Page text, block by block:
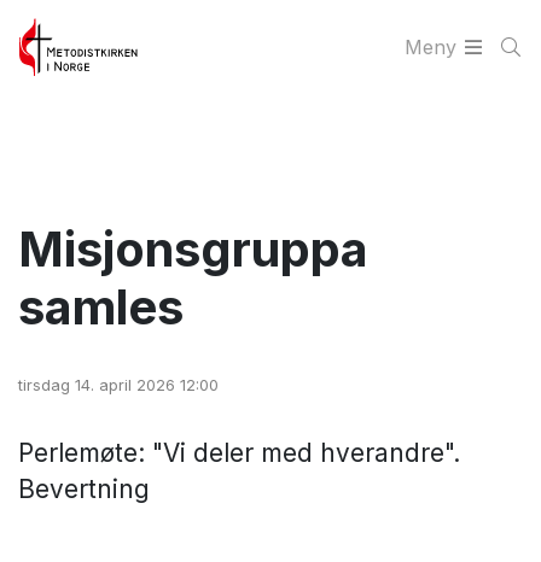
Meny
Misjonsgruppa
samles
tirsdag 14. april 2026 12:00
Perlemøte: "Vi deler med hverandre".
Bevertning